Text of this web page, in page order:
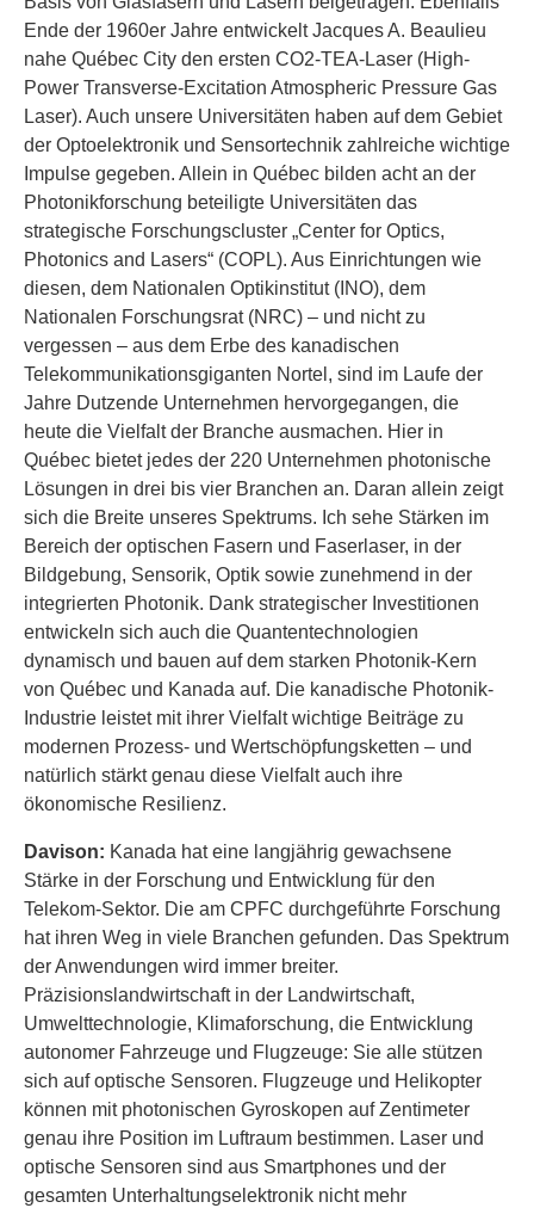
Ende der 1960er Jahre entwickelt Jacques A. Beaulieu
nahe Québec City den ersten CO2-TEA-Laser (High-
Power Transverse-Excitation Atmospheric Pressure Gas
Laser). Auch unsere Universitäten haben auf dem Gebiet
der Optoelektronik und Sensortechnik zahlreiche wichtige
Impulse gegeben. Allein in Québec bilden acht an der
Photonikforschung beteiligte Universitäten das
strategische Forschungscluster „Center for Optics,
Photonics and Lasers“ (COPL). Aus Einrichtungen wie
diesen, dem Nationalen Optikinstitut (INO), dem
Nationalen Forschungsrat (NRC) – und nicht zu
vergessen – aus dem Erbe des kanadischen
Telekommunikationsgiganten Nortel, sind im Laufe der
Jahre Dutzende Unternehmen hervorgegangen, die
heute die Vielfalt der Branche ausmachen. Hier in
Québec bietet jedes der 220 Unternehmen photonische
Lösungen in drei bis vier Branchen an. Daran allein zeigt
sich die Breite unseres Spektrums. Ich sehe Stärken im
Bereich der optischen Fasern und Faserlaser, in der
Bildgebung, Sensorik, Optik sowie zunehmend in der
integrierten Photonik. Dank strategischer Investitionen
entwickeln sich auch die Quantentechnologien
dynamisch und bauen auf dem starken Photonik-Kern
von Québec und Kanada auf. Die kanadische Photonik-
Industrie leistet mit ihrer Vielfalt wichtige Beiträge zu
modernen Prozess- und Wertschöpfungsketten – und
natürlich stärkt genau diese Vielfalt auch ihre
ökonomische Resilienz.
Davison: Kanada hat eine langjährig gewachsene
Stärke in der Forschung und Entwicklung für den
Telekom-Sektor. Die am CPFC durchgeführte Forschung
hat ihren Weg in viele Branchen gefunden. Das Spektrum
der Anwendungen wird immer breiter.
Präzisionslandwirtschaft in der Landwirtschaft,
Umwelttechnologie, Klimaforschung, die Entwicklung
autonomer Fahrzeuge und Flugzeuge: Sie alle stützen
sich auf optische Sensoren. Flugzeuge und Helikopter
können mit photonischen Gyroskopen auf Zentimeter
genau ihre Position im Luftraum bestimmen. Laser und
optische Sensoren sind aus Smartphones und der
gesamten Unterhaltungselektronik nicht mehr